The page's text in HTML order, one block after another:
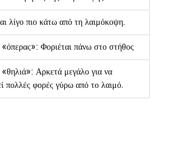
λίγο πιο κάτω από τη λαιμόκοψη.
Φοριέται πάνω στο στήθος
Αρκετά μεγάλο για να
πολλές φορές γύρω από το λαιμό.